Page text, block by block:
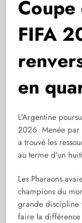
FIFA
en
L’Argentine
2026. Menée par
a trouvé les
au terme d’un
Les Pharaons
champions du
grande discipline
faire la différence